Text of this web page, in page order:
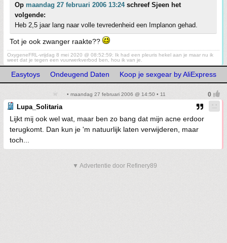
Op maandag 27 februari 2006 13:24schreef Sjeen het
volgende:
Heb 2,5 jaar lang naar volle tevredenheid een Implanon gehad.
Tot je ook zwanger raakte??
OxygeneFRL-vrijdag 8 mei 2020 @ 08:52:59: Ik had een pleuris hekel aan je maar nu ik
weet dat je tegen een vuurwerkverbod ben, hou ik van je.
Easytoys Ondeugend Daten Koop je sexgear by AliExpress
• maandag 27 februari 2006 @ 14:50 • 11
Lupa_Solitaria
Lijkt mij ook wel wat, maar ben zo bang dat mijn acne erdoor
terugkomt. Dan kun je 'm natuurlijk laten verwijderen, maar
toch...
▼ Advertentie door Refinery89